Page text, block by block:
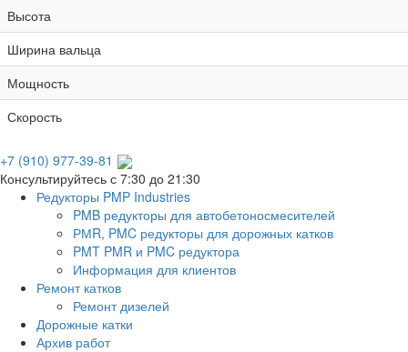
Высота
Ширина вальца
Мощность
Скорость
+7 (910) 977-39-81
Консультируйтесь с 7:30 до 21:30
Редукторы PMP Industries
PMB редукторы для автобетоносмесителей
РМR, PMC редукторы для дорожных катков
PMT PMR и PMC редуктора
Информация для клиентов
Ремонт катков
Ремонт дизелей
Дорожные катки
Архив работ